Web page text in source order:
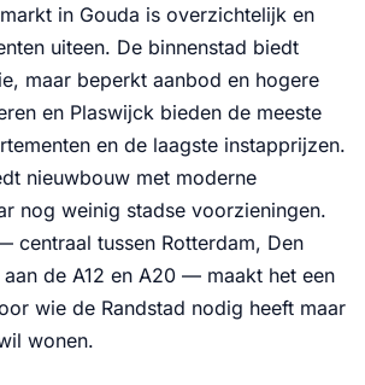
in Gouda is overzichtelijk en
uiteen. De binnenstad biedt
maar beperkt aanbod en hogere
en Plaswijck bieden de meeste
en de laagste instapprijzen.
nieuwbouw met moderne
nog weinig stadse voorzieningen.
centraal tussen Rotterdam, Den
de A12 en A20 — maakt het een
wie de Randstad nodig heeft maar
wonen.